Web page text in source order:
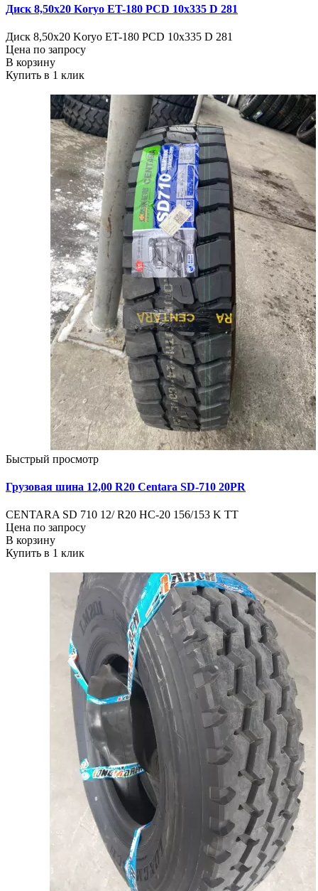
Диск 8,50х20 Koryo ET-180 PCD 10x335 D 281
Диск 8,50х20 Koryo ET-180 PCD 10x335 D 281
Цена по запросу
В корзину
Купить в 1 клик
Быстрый просмотр
Грузовая шина 12,00 R20 Centara SD-710 20PR
CENTARA SD 710 12/ R20 HC-20 156/153 K ТТ
Цена по запросу
В корзину
Купить в 1 клик